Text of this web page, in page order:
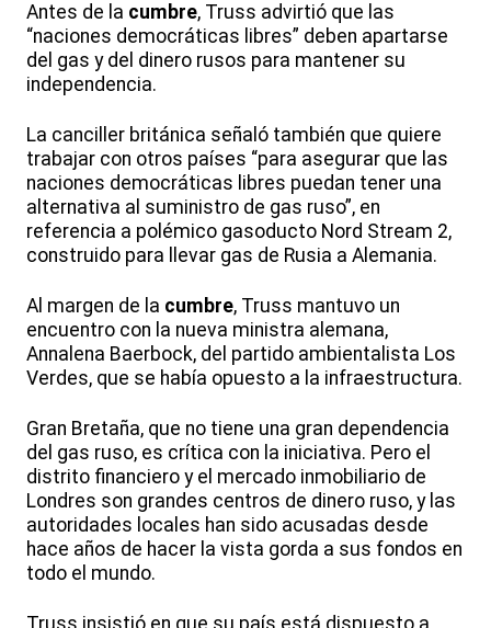
Antes de la cumbre, Truss advirtió que las
“naciones democráticas libres” deben apartarse
del gas y del dinero rusos para mantener su
independencia.
La canciller británica señaló también que quiere
trabajar con otros países “para asegurar que las
naciones democráticas libres puedan tener una
alternativa al suministro de gas ruso”, en
referencia a polémico gasoducto Nord Stream 2,
construido para llevar gas de Rusia a Alemania.
Al margen de la cumbre, Truss mantuvo un
encuentro con la nueva ministra alemana,
Annalena Baerbock, del partido ambientalista Los
Verdes, que se había opuesto a la infraestructura.
Gran Bretaña, que no tiene una gran dependencia
del gas ruso, es crítica con la iniciativa. Pero el
distrito financiero y el mercado inmobiliario de
Londres son grandes centros de dinero ruso, y las
autoridades locales han sido acusadas desde
hace años de hacer la vista gorda a sus fondos en
todo el mundo.